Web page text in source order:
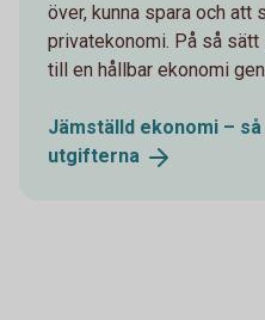
över, kunna spara och att
privatekonomi. På så
till en hållbar ekonomi
Jämställd ekonomi – så
utgifterna